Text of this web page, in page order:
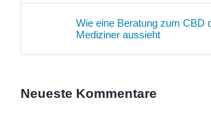
Wie eine Beratung zum CBD
Mediziner aussieht
Neueste Kommentare